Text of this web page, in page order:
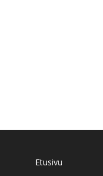
Etusivu